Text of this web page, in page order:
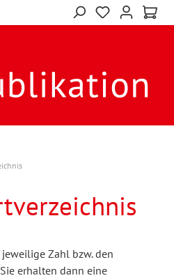
Zahl bzw. den
erhalten dann eine